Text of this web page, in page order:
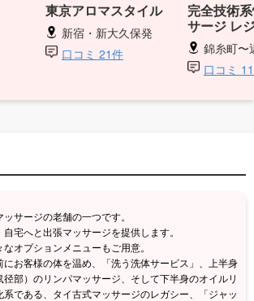
東京アロマスタイル
新宿・新大久保発
口コミ 21件
完全技術
サージ レ
錦糸町〜
口コミ
サージの老舗の一つです。
宅へと出張マッサージを提供します。
オプションメニューもご用意。
お客様の体を温め、「洗う洗体サービス」、上半身
径部）のリンパマッサージ、そして下半身のオイルリ
である、タイ古式マッサージのレガシー、「ジャッ